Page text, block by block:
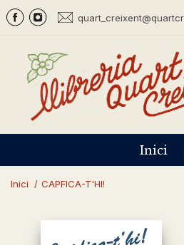
Inici
Inici / CAPFICA-T'HI!